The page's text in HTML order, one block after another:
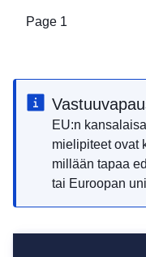
Page 1
EU:n
mielipiteet ovat
millään tapaa
tai Euroopan